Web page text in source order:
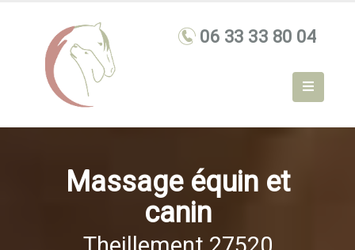
Massage équin et
canin